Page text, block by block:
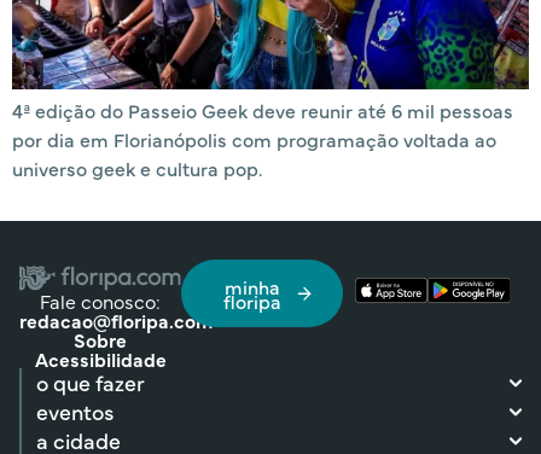
4ª edição do Passeio Geek deve reunir até 6 mil pessoas
por dia em Florianópolis com programação voltada ao
universo geek e cultura pop.
Fale conosco:
redacao@floripa.com
Sobre
Acessibilidade
minha
floripa
o que fazer
eventos
a cidade